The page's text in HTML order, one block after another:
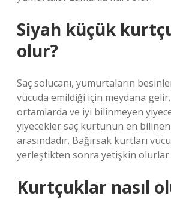
Siyah küçük
olur?
Saç solucanı, yumurtaların
vücuda emildiği için meydana
ortamlarda ve iyi bilinmeyen
yiyecekler saç kurtunun en
arasındadır. Bağırsak kurtları
yerleştikten sonra yetişkin olurlar
Kurtçuklar nasıl